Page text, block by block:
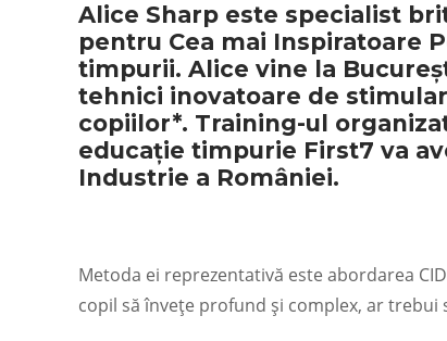
Alice Sharp este specialist
pentru Cea mai Inspiratoare
timpurii. Alice vine la
tehnici inovatoare de
copiilor*. Training-ul
educație timpurie First7 va
Industrie a României.
Metoda ei reprezentativă este abordarea
copil să învețe profund și complex, ar